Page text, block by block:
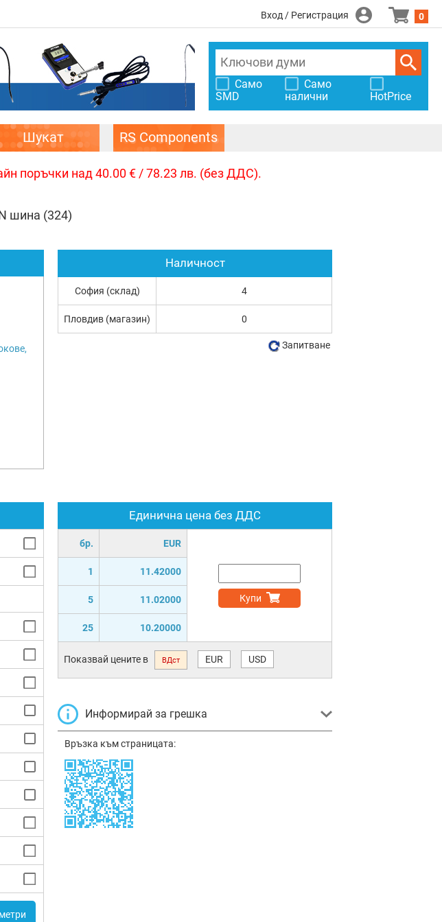
Вход / Регистрация 0
Само
SMD
Само
налични
HotPrice
Шукат RS Components
поръчки над 40.00 € / 78.23 лв. (без ДДС).
шина (324)
Единична цена без ДДС
бр. EUR
1 11.42000
5 11.02000
25 10.20000
Купи
Показвай цените в ВДст EUR USD
Информирай за грешка
Връзка към страницата:
Наличност
София (склад) 4
Пловдив (магазин) 0
Запитване